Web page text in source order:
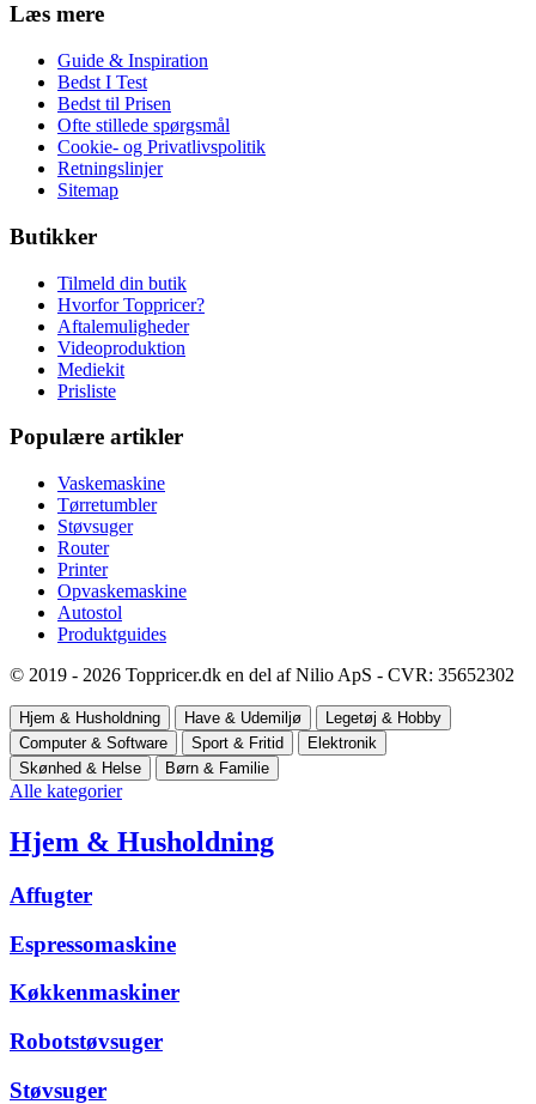
Læs mere
Guide & Inspiration
Bedst I Test
Bedst til Prisen
Ofte stillede spørgsmål
Cookie- og Privatlivspolitik
Retningslinjer
Sitemap
Butikker
Tilmeld din butik
Hvorfor Toppricer?
Aftalemuligheder
Videoproduktion
Mediekit
Prisliste
Populære artikler
Vaskemaskine
Tørretumbler
Støvsuger
Router
Printer
Opvaskemaskine
Autostol
Produktguides
© 2019 - 2026 Toppricer.dk en del af Nilio ApS - CVR: 35652302
Hjem & Husholdning Have & Udemiljø
Legetøj & Hobby
Computer & Software
Sport & Fritid
Elektronik
Skønhed & Helse
Børn & Familie
Alle kategorier
Hjem & Husholdning
Affugter
Espressomaskine
Køkkenmaskiner
Robotstøvsuger
Støvsuger